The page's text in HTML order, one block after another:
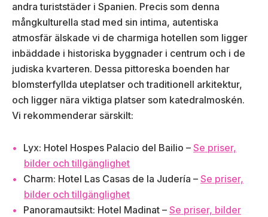
andra turiststäder i Spanien. Precis som denna
mångkulturella stad med sin intima, autentiska
atmosfär älskade vi de charmiga hotellen som ligger
inbäddade i historiska byggnader i centrum och i de
judiska kvarteren. Dessa pittoreska boenden har
blomsterfyllda uteplatser och traditionell arkitektur,
och ligger nära viktiga platser som katedralmoskén.
Vi rekommenderar särskilt:
Lyx: Hotel Hospes Palacio del Bailio – Se priser,
bilder och tillgänglighet
Charm: Hotel Las Casas de la Judería – Se priser,
bilder och tillgänglighet
Panoramautsikt: Hotel Madinat – Se priser, bilder